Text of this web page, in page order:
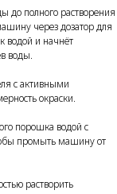
до полного растворения
через дозатор для
водой и начнёт
воды.
с активными
окраски.
порошка водой с
промыть машину от
растворить